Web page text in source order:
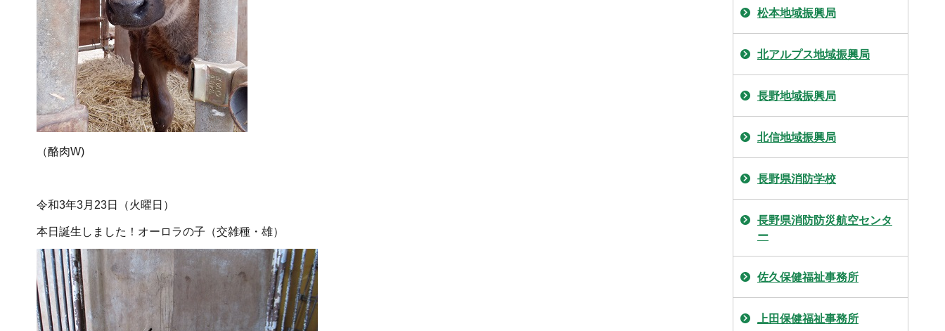
（酪肉W)
令和3年3月23日（火曜日）
本日誕生しました！オーロラの子（交雑種・雄）
松本地域振興局
北アルプス地域振興局
長野地域振興局
北信地域振興局
長野県消防学校
長野県消防防災航空センタ
ー
佐久保健福祉事務所
上田保健福祉事務所